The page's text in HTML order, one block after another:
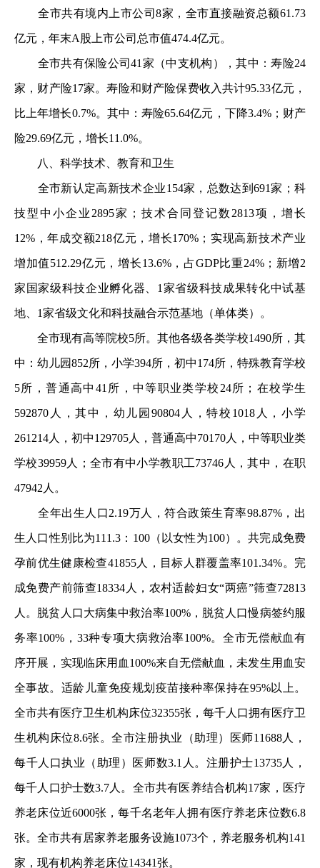
全市共有境内上市公司8家，全市直接融资总额61.73
亿元，年末A股上市公司总市值474.4亿元。
全市共有保险公司41家（中支机构），其中：寿险24
家，财产险17家。寿险和财产险保费收入共计95.33亿元，
比上年增长0.7%。其中：寿险65.64亿元，下降3.4%；财产
险29.69亿元，增长11.0%。
八、科学技术、教育和卫生
全市新认定高新技术企业154家，总数达到691家；科
技型中小企业2895家；技术合同登记数2813项，增长
12%，年成交额218亿元，增长170%；实现高新技术产业
增加值512.29亿元，增长13.6%，占GDP比重24%；新增2
家国家级科技企业孵化器、1家省级科技成果转化中试基
地、1家省级文化和科技融合示范基地（单体类）。
全市现有高等院校5所。其他各级各类学校1490所，其
中：幼儿园852所，小学394所，初中174所，特殊教育学校
5所，普通高中41所，中等职业类学校24所；在校学生
592870人，其中，幼儿园90804人，特校1018人，小学
261214人，初中129705人，普通高中70170人，中等职业类
学校39959人；全市有中小学教职工73746人，其中，在职
47942人。
全年出生人口2.19万人，符合政策生育率98.87%，出
生人口性别比为111.3：100（以女性为100）。共完成免费
孕前优生健康检查41855人，目标人群覆盖率101.34%。完
成免费产前筛查18334人，农村适龄妇女“两癌”筛查72813
人。脱贫人口大病集中救治率100%，脱贫人口慢病签约服
务率100%，33种专项大病救治率100%。全市无偿献血有
序开展，实现临床用血100%来自无偿献血，未发生用血安
全事故。适龄儿童免疫规划疫苗接种率保持在95%以上。
全市共有医疗卫生机构床位32355张，每千人口拥有医疗卫
生机构床位8.6张。全市注册执业（助理）医师11688人，
每千人口执业（助理）医师数3.1人。注册护士13735人，
每千人口护士数3.7人。全市共有医养结合机构17家，医疗
养老床位近6000张，每千名老年人拥有医疗养老床位数6.8
张。全市共有居家养老服务设施1073个，养老服务机构141
家，现有机构养老床位14341张。